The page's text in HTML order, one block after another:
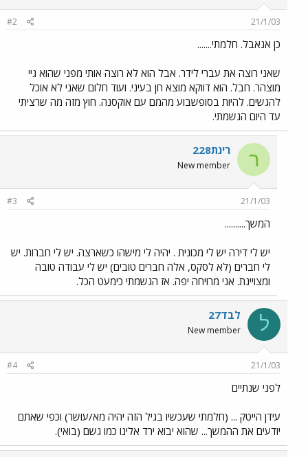
21/1/03
#2
כן אנאבל. חלמתי.......
שאני רוצה את עברי לידר. אבל הוא לא רוצה אותי מפני שהוא גיי
מוצהר. חבל. הוא דווקא מוצא חן בעיני. ועוד חלום שאני לא אוכל
להגשים. להיות בסופשבוע מהמם עם אוקסנה. חוץ מזה מה שרציתי
עד היום הגשמתי.
ר רינת228
New member
21/1/03
#3
המשך..........
יש לי דירה יש לי מכונית . יהיה לי מישהו כשארצה. יש לי חברות. יש
לי חברים (לא לסקס, אלה חברים טובים) יש לי עבודה טובה
ומצויינת. אני מרויחה יפה. אז הגשמתי כימעט הכל.
ל לבד27
New member
21/1/03
#4
לפני שנתיים
עידן הייטק ... (חלמתי שעכשיו בגיל הזה יהיה מא/עושר) וכפי שאתם
יודעים את ההמשך... שהוא יבוא ירד אלינו כמו גשם (בואי).